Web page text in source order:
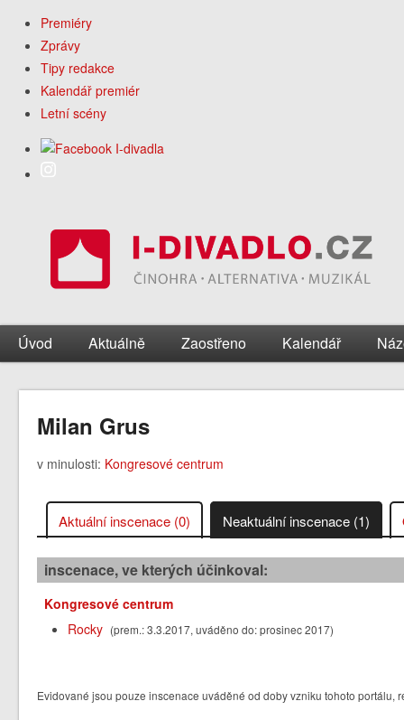
Premiéry
Zprávy
Tipy redakce
Kalendář premiér
Letní scény
Úvod Aktuálně Zaostřeno Kalendář
Milan Grus
v minulosti: Kongresové centrum
Aktuální inscenace (0) Neaktuální inscenace (1)
inscenace, ve kterých účinkoval:
Kongresové centrum
Rocky (prem.: 3.3.2017, uváděno do: prosinec 2017)
Evidované jsou pouze inscenace uváděné od doby vzniku tohoto portálu,